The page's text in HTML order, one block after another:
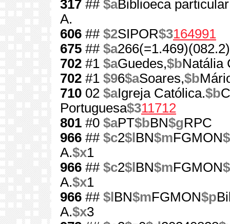
317 ## $aBiblioeca
A.
606 ## $2SIPOR$3164991
675 ## $a266(=1.469)(082.2)
702 #1 $aGuedes,$bNatália
702 #1 $96$aSoares,$b
710 02 $aIgreja Católica.$b
Portuguesa$311712
801 #0 $aPT$bBN$gRPC
966 ## $c2$l BN$mFGMON
A.$x1
966 ## $c2$l BN$mFGMON
A.$x1
966 ## $l BN$mFGMON$p
A.$x3